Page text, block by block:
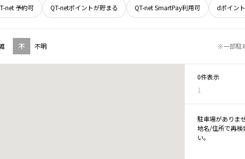
net 予約可 QT-netポイントが貯まる QT-net SmartPay利用可 dポイン
不 不明 ※一部駐
0件表示
1
駐車場がありませ
地名/住所で再検
い。